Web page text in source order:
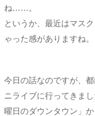
ね……。
というか、最近はマス
ゃった感がありますね
今日の話なのですが、
ニライブに行ってきま
曜日のダウンタウン」